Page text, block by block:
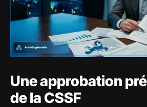
Une approbation
de la CSSF